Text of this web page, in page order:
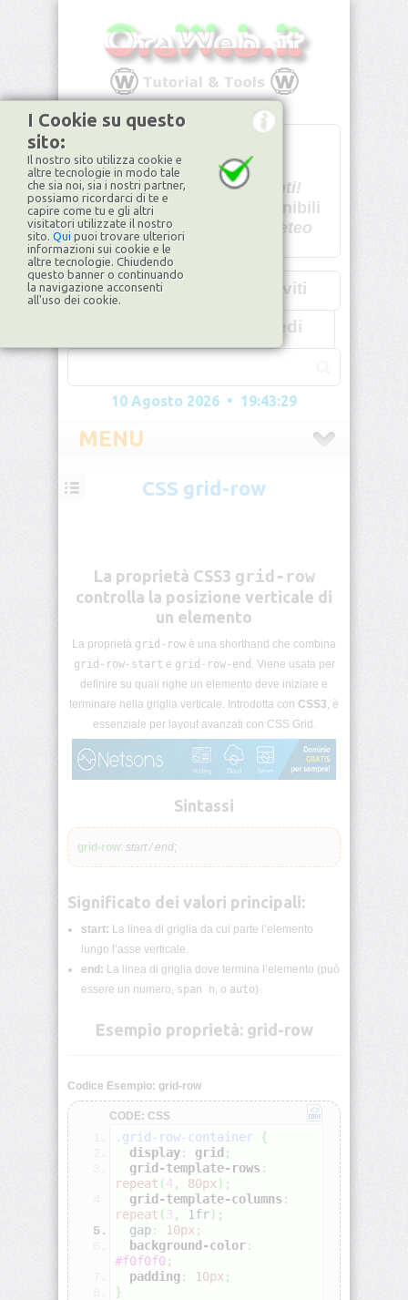
U - -
Spiacenti!
non disponibili
Dati meteo
©2026ilMeteo.it
Iscriviti
Accedi
10 Agosto 2026 • 19:43:32
MENU
CSS
CSS
Pseudo-
CSS
elementi
CSS
Browser
Commenti
accent-
color
align-
content
align-
items
align-
self
CSS grid-row
La proprietà CSS3 grid-row
controlla la posizione verticale di
un elemento
La proprietà grid-row è una shorthand che combina
grid-row-start e grid-row-end . Viene usata per
definire su quali righe un elemento deve iniziare e
terminare nella griglia verticale. Introdotta con CSS3, è
essenziale per layout avanzati con CSS Grid.
Sintassi
grid-row: start / end;
Significato dei valori principali:
start: La linea di griglia da cui parte l’elemento
lungo l’asse verticale.
end: La linea di griglia dove termina l’elemento (può
essere un numero, span n, o auto).
Esempio proprietà: grid-row
Codice Esempio: grid-row
CODE: CSS
.grid-row-container {
display: grid ;
grid-template-rows :
repeat (4, 80px ) ;
grid-template-columns :
repeat (3 , 1fr) ;
  gap
: 10px ;
background-color:
#f0f0f0;
padding: 10px ;
}
I Cookie su questo
sito:
Il nostro sito utilizza cookie e
altre tecnologie in modo tale
che sia noi, sia i nostri partner,
possiamo ricordarci di te e
capire come tu e gli altri
visitatori utilizzate il nostro
sito. Qui puoi trovare ulteriori
informazioni sui cookie e le
altre tecnologie. Chiudendo
questo banner o continuando
la navigazione acconsenti
all'uso dei cookie.